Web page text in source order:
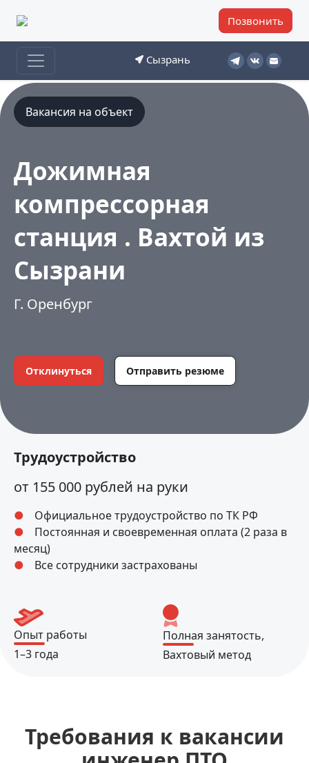
Позвонить
Сызрань
Вакансия на объект
Дожимная
компрессорная
станция . Вахтой из
Сызрани
Г. Оренбург
Отклинуться Отправить резюме
Трудоустройство
от 155 000 рублей на руки
Официальное трудоустройство по ТК РФ
Постоянная и своевременная оплата (2 раза в
месяц)
Все сотрудники застрахованы
Опыт работы
1–3 года
Полная занятость,
Вахтовый метод
Требования к вакансии